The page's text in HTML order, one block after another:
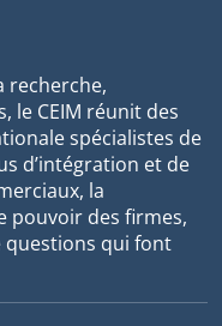
recherche,
le CEIM réunit des
spécialistes de
d’intégration et de
la
pouvoir des firmes,
questions qui font